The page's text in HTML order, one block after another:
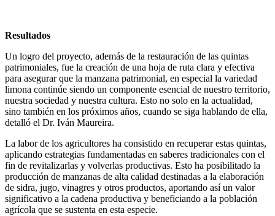
Resultados
Un logro del proyecto, además de la restauración de las quintas
patrimoniales, fue la creación de una hoja de ruta clara y efectiva
para asegurar que la manzana patrimonial, en especial la variedad
limona continúe siendo un componente esencial de nuestro territorio,
nuestra sociedad y nuestra cultura. Esto no solo en la actualidad,
sino también en los próximos años, cuando se siga hablando de ella,
detalló el Dr. Iván Maureira.
La labor de los agricultores ha consistido en recuperar estas quintas,
aplicando estrategias fundamentadas en saberes tradicionales con el
fin de revitalizarlas y volverlas productivas. Esto ha posibilitado la
producción de manzanas de alta calidad destinadas a la elaboración
de sidra, jugo, vinagres y otros productos, aportando así un valor
significativo a la cadena productiva y beneficiando a la población
agrícola que se sustenta en esta especie.